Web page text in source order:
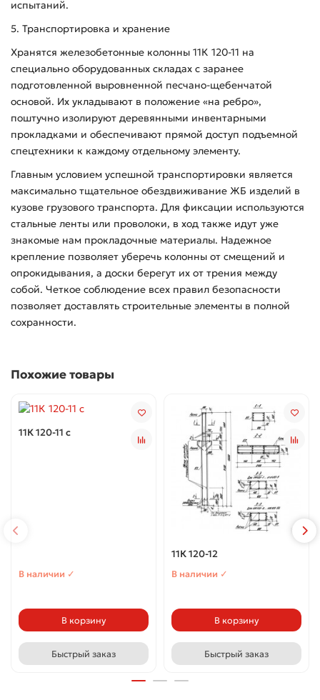
испытаний.
5. Транспортировка и хранение
Хранятся железобетонные колонны 11К 120-11 на
специально оборудованных складах с заранее
подготовленной выровненной песчано-щебенчатой
основой. Их укладывают в положение «на ребро»,
поштучно изолируют деревянными инвентарными
прокладками и обеспечивают прямой доступ подъемной
спецтехники к каждому отдельному элементу.
Главным условием успешной транспортировки является
максимально тщательное обездвиживание ЖБ изделий в
кузове грузового транспорта. Для фиксации используются
стальные ленты или проволоки, в ход также идут уже
знакомые нам прокладочные материалы. Надежное
крепление позволяет уберечь колонны от смещений и
опрокидывания, а доски берегут их от трения между
собой. Четкое соблюдение всех правил безопасности
позволяет доставлять строительные элементы в полной
сохранности.
Похожие товары
11К 120-11 с
В наличии ✓
В корзину
Быстрый заказ
11К 120-12
В наличии ✓
В корзину
Быстрый заказ